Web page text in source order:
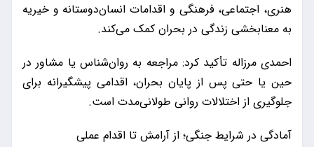
هنری، اجتماعی، فرهنگی و اقدامات انسان‌دوستانه و خیریه
به معنابخشی زندگی در بحران کمک می‌کند.
احمدی مرزاله تأکید کرد: مراجعه به روان‌شناس یا مشاور در
حین یا حتی پس از پایان بحران، اقدامی پیشگیرانه برای
جلوگیری از اختلالات روانی طولانی‌مدت است.
آمادگی در شرایط جنگی؛ از آرامش تا اقدام عملی